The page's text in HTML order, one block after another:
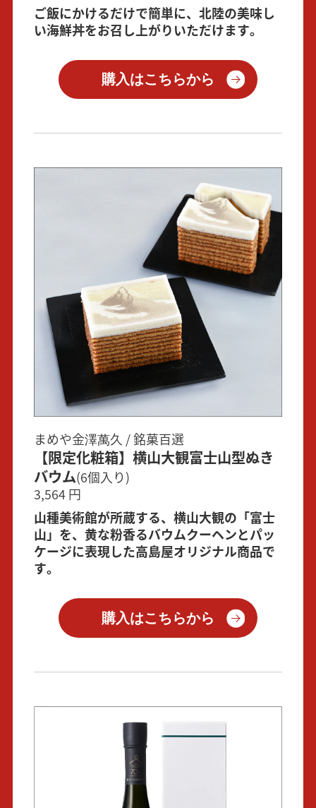
ご飯にかけるだけで簡単に、北陸の美味し
い海鮮丼をお召し上がりいただけます。
購入はこちらから
まめや金澤萬久 / 銘菓百選
【限定化粧箱】横山大観富士山型ぬき
バウム(6個入り)
3,564 円
山種美術館が所蔵する、横山大観の「富士
山」を、黄な粉香るバウムクーヘンとパッ
ケージに表現した高島屋オリジナル商品で
す。
購入はこちらから